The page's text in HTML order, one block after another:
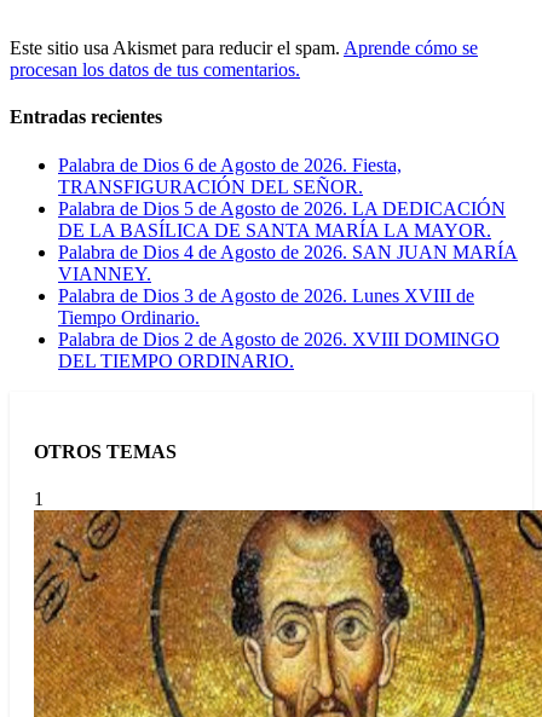
Este sitio usa Akismet para reducir el spam. Aprende cómo se
procesan los datos de tus comentarios.
Entradas recientes
Palabra de Dios 6 de Agosto de 2026. Fiesta,
TRANSFIGURACIÓN DEL SEÑOR.
Palabra de Dios 5 de Agosto de 2026. LA DEDICACIÓN
DE LA BASÍLICA DE SANTA MARÍA LA MAYOR.
Palabra de Dios 4 de Agosto de 2026. SAN JUAN MARÍA
VIANNEY.
Palabra de Dios 3 de Agosto de 2026. Lunes XVIII de
Tiempo Ordinario.
Palabra de Dios 2 de Agosto de 2026. XVIII DOMINGO
DEL TIEMPO ORDINARIO.
OTROS TEMAS
1